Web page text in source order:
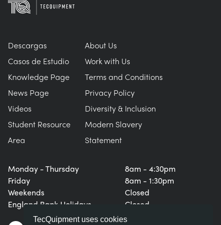
TecQuipment uses cookies
Monday - Thursday
Friday
Weekends
England Bank Holidays
8am - 4:30pm
8am - 1:30pm
Closed
Closed
Descargas
Casos de Estudio
Knowledge Page
News Page
Videos
Student Resource
Area
About Us
Work with Us
Terms and Conditions
Privacy Policy
Diversity & Inclusion
Modern Slavery
Statement